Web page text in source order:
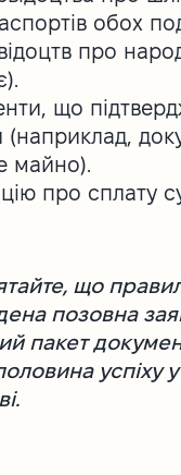
обох
про
що
(наприклад,
майно).
про сплату
що
позовна
пакет
успіху